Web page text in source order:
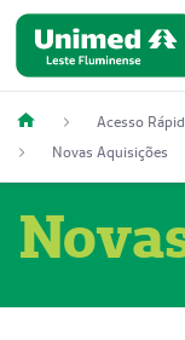
Acesso
Novas Aquisições